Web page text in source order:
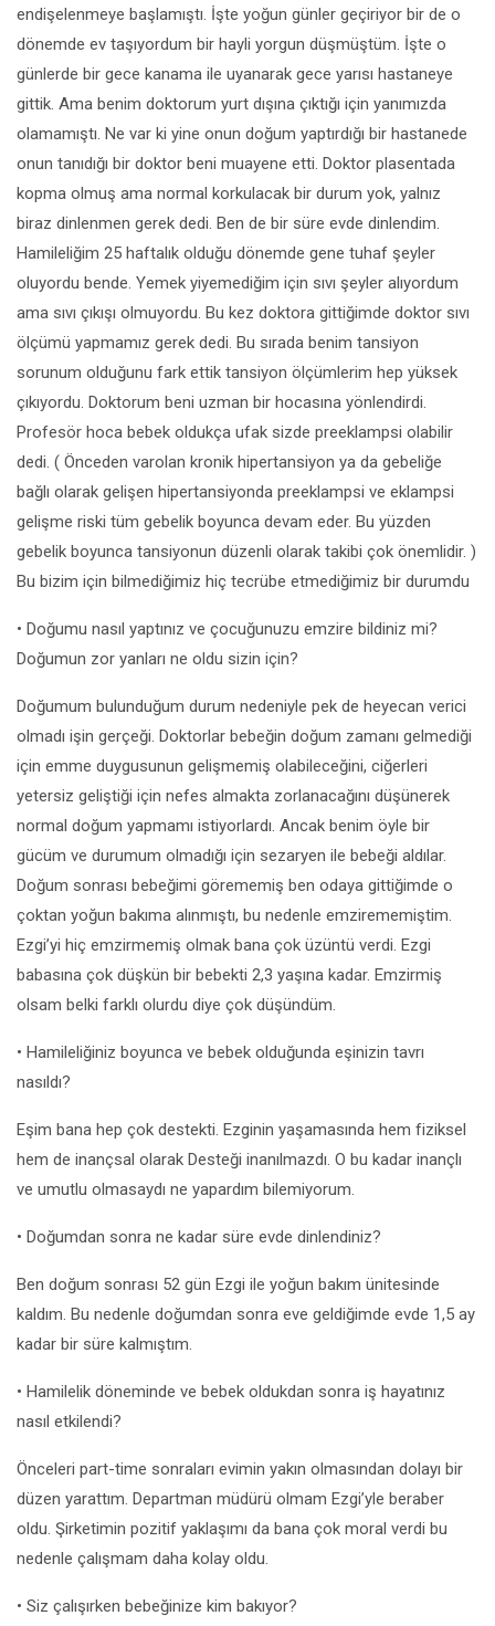
endişelenmeye başlamıştı. İşte yoğun günler geçiriyor bir de o
dönemde ev taşıyordum bir hayli yorgun düşmüştüm. İşte o
günlerde bir gece kanama ile uyanarak gece yarısı hastaneye
gittik. Ama benim doktorum yurt dışına çıktığı için yanımızda
olamamıştı. Ne var ki yine onun doğum yaptırdığı bir hastanede
onun tanıdığı bir doktor beni muayene etti. Doktor plasentada
kopma olmuş ama normal korkulacak bir durum yok, yalnız
biraz dinlenmen gerek dedi. Ben de bir süre evde dinlendim.
Hamileliğim 25 haftalık olduğu dönemde gene tuhaf şeyler
oluyordu bende. Yemek yiyemediğim için sıvı şeyler alıyordum
ama sıvı çıkışı olmuyordu. Bu kez doktora gittiğimde doktor sıvı
ölçümü yapmamız gerek dedi. Bu sırada benim tansiyon
sorunum olduğunu fark ettik tansiyon ölçümlerim hep yüksek
çıkıyordu. Doktorum beni uzman bir hocasına yönlendirdi.
Profesör hoca bebek oldukça ufak sizde preeklampsi olabilir
dedi. ( Önceden varolan kronik hipertansiyon ya da gebeliğe
bağlı olarak gelişen hipertansiyonda preeklampsi ve eklampsi
gelişme riski tüm gebelik boyunca devam eder. Bu yüzden
gebelik boyunca tansiyonun düzenli olarak takibi çok önemlidir. )
Bu bizim için bilmediğimiz hiç tecrübe etmediğimiz bir durumdu
• Doğumu nasıl yaptınız ve çocuğunuzu emzire bildiniz mi?
Doğumun zor yanları ne oldu sizin için?
Doğumum bulunduğum durum nedeniyle pek de heyecan verici
olmadı işin gerçeği. Doktorlar bebeğin doğum zamanı gelmediği
için emme duygusunun gelişmemiş olabileceğini, ciğerleri
yetersiz geliştiği için nefes almakta zorlanacağını düşünerek
normal doğum yapmamı istiyorlardı. Ancak benim öyle bir
gücüm ve durumum olmadığı için sezaryen ile bebeği aldılar.
Doğum sonrası bebeğimi görememiş ben odaya gittiğimde o
çoktan yoğun bakıma alınmıştı, bu nedenle emzirememiştim.
Ezgi’yi hiç emzirmemiş olmak bana çok üzüntü verdi. Ezgi
babasına çok düşkün bir bebekti 2,3 yaşına kadar. Emzirmiş
olsam belki farklı olurdu diye çok düşündüm.
• Hamileliğiniz boyunca ve bebek olduğunda eşinizin tavrı
nasıldı?
Eşim bana hep çok destekti. Ezginin yaşamasında hem fiziksel
hem de inançsal olarak Desteği inanılmazdı. O bu kadar inançlı
ve umutlu olmasaydı ne yapardım bilemiyorum.
• Doğumdan sonra ne kadar süre evde dinlendiniz?
Ben doğum sonrası 52 gün Ezgi ile yoğun bakım ünitesinde
kaldım. Bu nedenle doğumdan sonra eve geldiğimde evde 1,5 ay
kadar bir süre kalmıştım.
• Hamilelik döneminde ve bebek oldukdan sonra iş hayatınız
nasıl etkilendi?
Önceleri part-time sonraları evimin yakın olmasından dolayı bir
düzen yarattım. Departman müdürü olmam Ezgi’yle beraber
oldu. Şirketimin pozitif yaklaşımı da bana çok moral verdi bu
nedenle çalışmam daha kolay oldu.
• Siz çalışırken bebeğinize kim bakıyor?